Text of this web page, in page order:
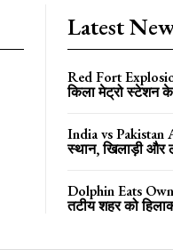
Latest
Red Fort
किला मेट्रो स्टेशन
India vs Pakistan
स्थान, खिलाड़ी और
Dolphin Eats
तटीय शहर को